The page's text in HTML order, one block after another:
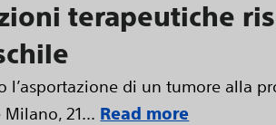
terapeutiche
di un tumore alla
21... Read more